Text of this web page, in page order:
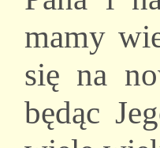
mamy
się na
będąc